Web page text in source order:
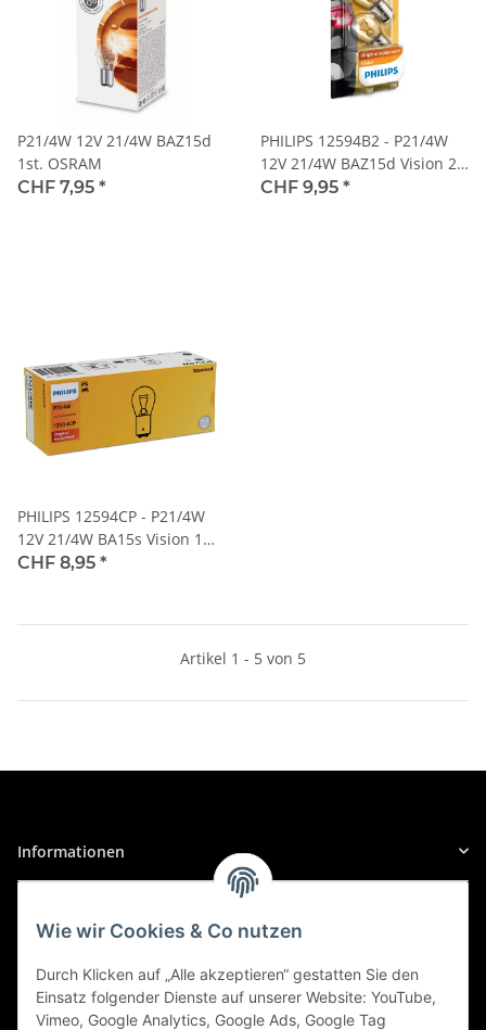
P21/4W 12V 21/4W BAZ15d
1st. OSRAM
CHF 7,95 *
PHILIPS 12594B2 - P21/4W
12V 21/4W BAZ15d Vision 2
Stk. Blister
CHF 9,95 *
PHILIPS 12594CP - P21/4W
12V 21/4W BA15s Vision 1
Stk.
CHF 8,95 *
Artikel 1 - 5 von 5
Informationen
Sicher Einkaufen
Wie wir Cookies & Co nutzen
Durch Klicken auf „Alle akzeptieren“ gestatten Sie den
Einsatz folgender Dienste auf unserer Website: YouTube,
Vimeo, Google Analytics, Google Ads, Google Tag